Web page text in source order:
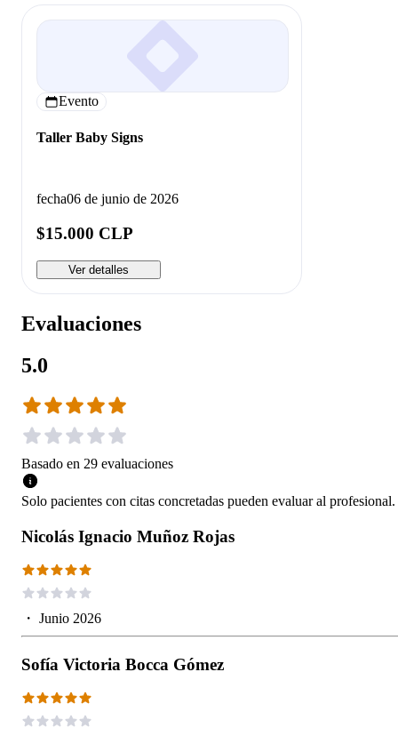
Evento
Taller Baby Signs
fecha06 de junio de 2026
$15.000 CLP
Ver detalles
Evaluaciones
5.0
Basado en 29 evaluaciones
Solo pacientes con citas concretadas pueden evaluar al profesional.
Nicolás Ignacio Muñoz Rojas
・ Junio 2026
Sofía Victoria Bocca Gómez